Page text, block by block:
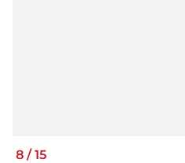
8 /15